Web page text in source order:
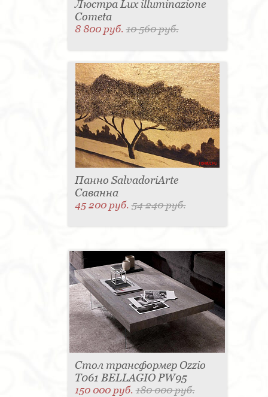
Люстра Lux illuminazione
Cometa
8 800 руб.10 560 руб.
Панно SalvadoriArte
Саванна
45 200 руб.54 240 руб.
Стол трансформер Ozzio
T061 BELLAGIO PW95
150 000 руб.180 000 руб.